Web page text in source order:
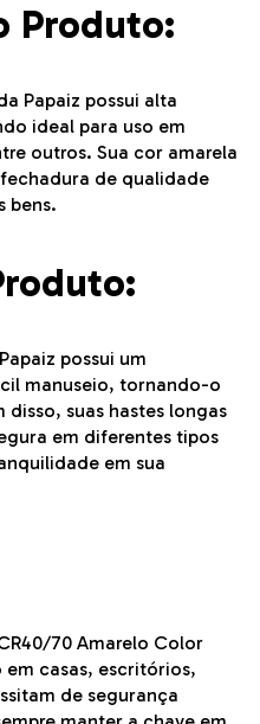
Produto:
Papaiz possui alta
ideal para uso em
outros. Sua cor amarela
de qualidade
bens.
possui um
manuseio, tornando-o
suas hastes longas
em diferentes tipos
em sua
70 Amarelo Color
casas, escritórios,
de segurança